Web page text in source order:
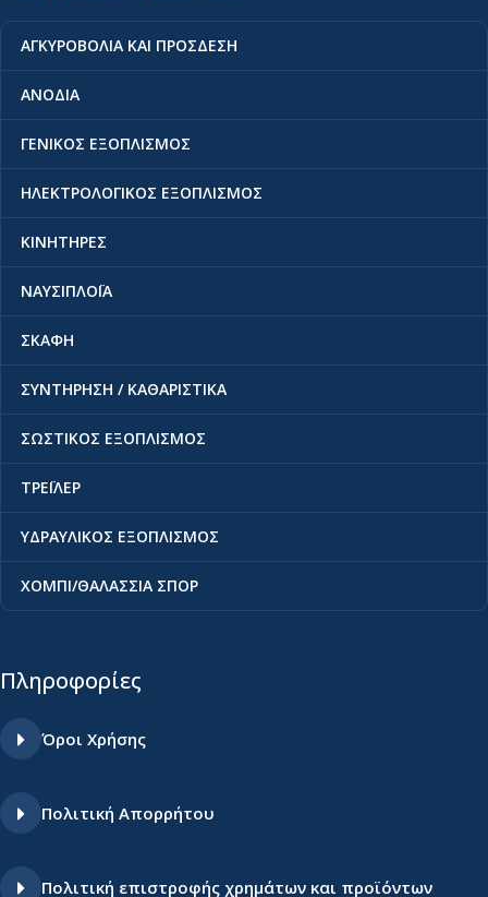
ΑΓΚΥΡΟΒΟΛΙΑ ΚΑΙ ΠΡΟΣΔΕΣΗ
ΑΝΟΔΙΑ
ΓΕΝΙΚΟΣ ΕΞΟΠΛΙΣΜΟΣ
ΗΛΕΚΤΡΟΛΟΓΙΚΟΣ ΕΞΟΠΛΙΣΜΟΣ
ΚΙΝΗΤΗΡΕΣ
ΝΑΥΣΙΠΛΟΪΑ
ΣΚΑΦΗ
ΣΥΝΤΗΡΗΣΗ / ΚΑΘΑΡΙΣΤΙΚΑ
ΣΩΣΤΙΚΟΣ ΕΞΟΠΛΙΣΜΟΣ
ΤΡΕΪΛΕΡ
ΥΔΡΑΥΛΙΚΟΣ ΕΞΟΠΛΙΣΜΟΣ
ΧΟΜΠΙ/ΘΑΛΑΣΣΙΑ ΣΠΟΡ
Πληροφορίες
Όροι Χρήσης
Πολιτική Απορρήτου
Πολιτική επιστροφής χρημάτων και προϊόντων